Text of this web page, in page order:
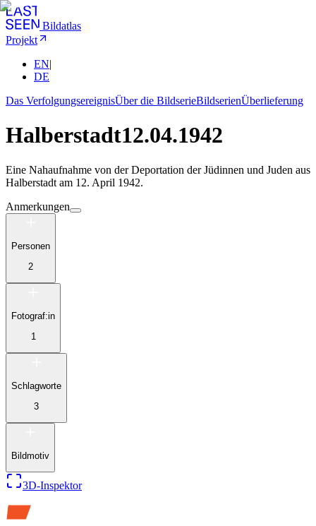
Bildatlas
Projekt
EN|
DE
Das VerfolgungsereignisÜber die BildserieBildserienÜberlieferung
Halberstadt12.04.1942
Eine Nahaufnahme von der Deportation der Jüdinnen und Juden aus
Halberstadt am 12. April 1942.
Anmerkungen
Personen
2
Fotograf:in
1
Schlagworte
3
Bildmotiv
3D-Inspektor